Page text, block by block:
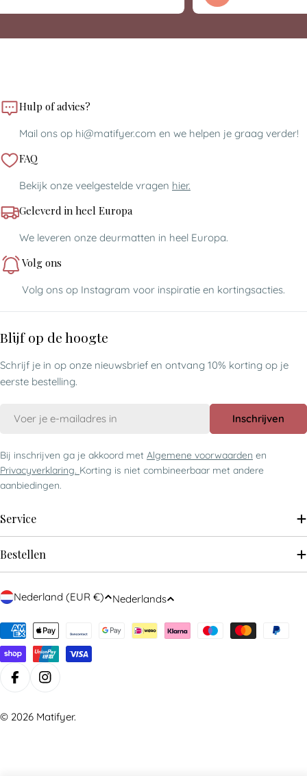
Hulp of advies?
Mail ons op hi@matifyer.com en we helpen je graag verder!
FAQ
Bekijk onze veelgestelde vragen hier.
Geleverd in heel Europa
We leveren onze deurmatten in heel Europa.
Volg ons
Volg ons op Instagram voor inspiratie en kortingsacties.
Blijf op de hoogte
Schrijf je in op onze nieuwsbrief en ontvang 10% korting op je
eerste bestelling.
Inschrijven
Bij inschrijven ga je akkoord met Algemene voorwaarden en
Privacyverklaring. Korting is niet combineerbaar met andere
aanbiedingen.
Service
Bestellen
Nederland (EUR €) Nederlands
Betaalmethoden
© 2026 Matifyer.